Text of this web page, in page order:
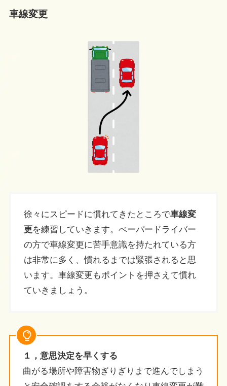
車線変更
徐々にスピードに慣れてきたところで車線変
更を練習していきます。ぺーパードライバー
の方で車線変更に苦手意識を持たれている方
は非常に多く、慣れるまでは緊張されると思
います。車線変更もポイントを押さえて慣れ
ていきましょう。
１，意思決定を早くする
曲がる場所や障害物ぎりぎりまで進んでしまう